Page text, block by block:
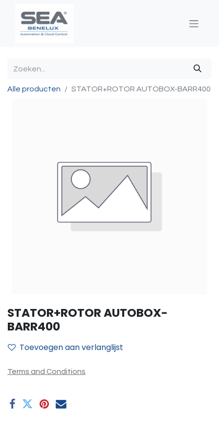
Alle producten STATOR+ROTOR AUTOBOX-BARR400
STATOR+ROTOR AUTOBOX-
BARR400
Toevoegen aan verlanglijst
Terms and Conditions